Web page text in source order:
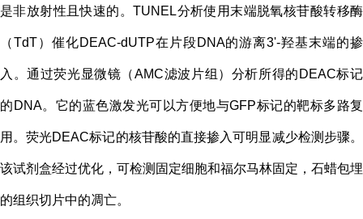
是非放射性且快速的。TUNEL分析使用末端脱氧核苷酸转移酶
（TdT）催化DEAC-dUTP在片段DNA的游离3'-羟基末端的掺
入。通过荧光显微镜（AMC滤波片组）分析所得的DEAC标记
的DNA。它的蓝色激发光可以方便地与GFP标记的靶标多路复
用。荧光DEAC标记的核苷酸的直接掺入可明显减少检测步骤。
该试剂盒经过优化，可检测固定细胞和福尔马林固定，石蜡包埋
的组织切片中的凋亡。